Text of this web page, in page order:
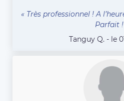
« Très professionnel ! A
Parfait !
Tanguy Q. - le